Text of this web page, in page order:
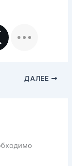
ДАЛЕЕ